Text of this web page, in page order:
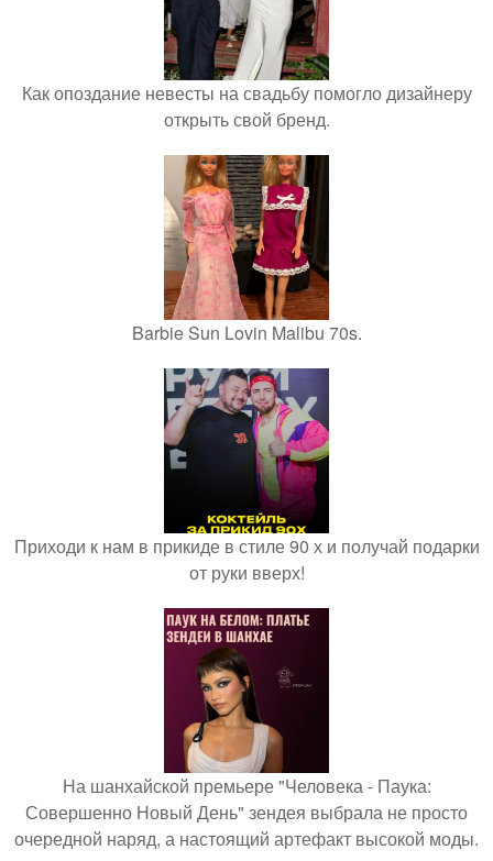
Как опоздание невесты на свадьбу помогло дизайнеру
открыть свой бренд.
Barbie Sun Lovin Malibu 70s.
Приходи к нам в прикиде в стиле 90 х и получай подарки
от руки вверх!
На шанхайской премьере "Человека - Паука:
Совершенно Новый День" зендея выбрала не просто
очередной наряд, а настоящий артефакт высокой моды.